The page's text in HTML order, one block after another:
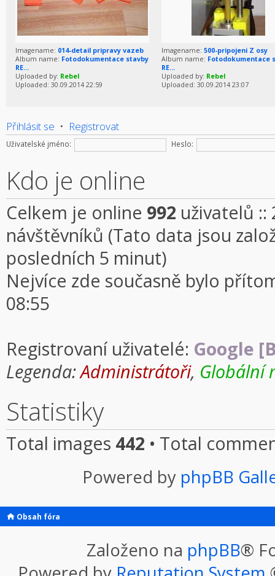
Imagename: 014-detail pripravy vazeb
Album name: Fotodokumentace stavby
RE...
Uploaded by: Rebel
Uploaded: 30.09.2014 22:59
Imagename: 500-pripojeni Z osy
Album name: Fotodokumentace
RE...
Uploaded by: Rebel
Uploaded: 30.09.2014 23:07
Přihlásit se • Registrovat
Uživatelské jméno: Heslo:
Kdo je online
Celkem je online 992 uživatelů ::
návštěvníků (Tato data jsou
posledních 5 minut)
Nejvíce zde současně bylo
08:55
Registrovaní uživatelé: Google
Legenda:Administrátoři, Globální
Statistiky
Total images 442 • Total
Powered by phpBB
Obsah fóra
Založeno na phpBB®